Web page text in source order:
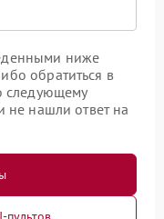
ниже
обратиться в
следующему
не нашли ответ на